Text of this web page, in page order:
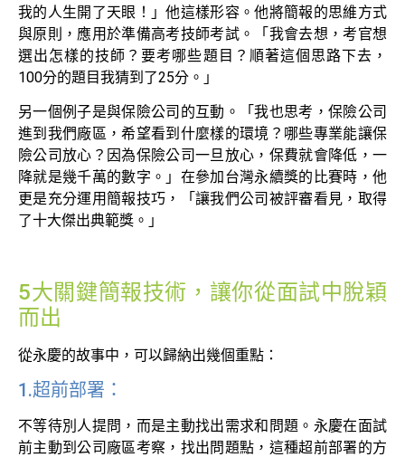
我的人生開了天眼！」他這樣形容。他將簡報的思維方式
與原則，應用於準備高考技師考試。「我會去想，考官想
選出怎樣的技師？要考哪些題目？順著這個思路下去，
100分的題目我猜到了25分。」
另一個例子是與保險公司的互動。「我也思考，保險公司
進到我們廠區，希望看到什麼樣的環境？哪些專業能讓保
險公司放心？因為保險公司一旦放心，保費就會降低，一
降就是幾千萬的數字。」在參加台灣永續獎的比賽時，他
更是充分運用簡報技巧，「讓我們公司被評審看見，取得
了十大傑出典範獎。」
5大關鍵簡報技術，讓你從面試中脫穎
而出
從永慶的故事中，可以歸納出幾個重點：
1.超前部署：
不等待別人提問，而是主動找出需求和問題。永慶在面試
前主動到公司廠區考察，找出問題點，這種超前部署的方